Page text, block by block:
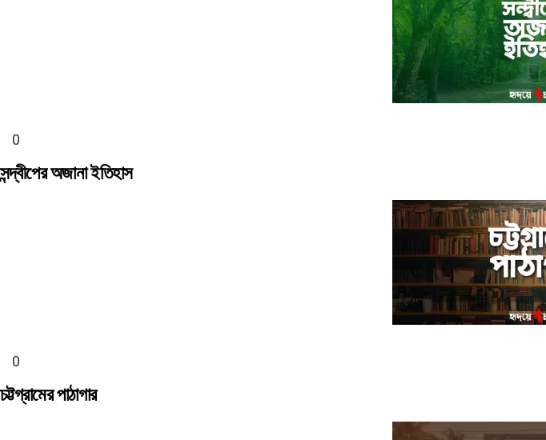
সন্দ্বীপের অজানা ইতিহাস
চট্টগ্রামের পাঠাগার